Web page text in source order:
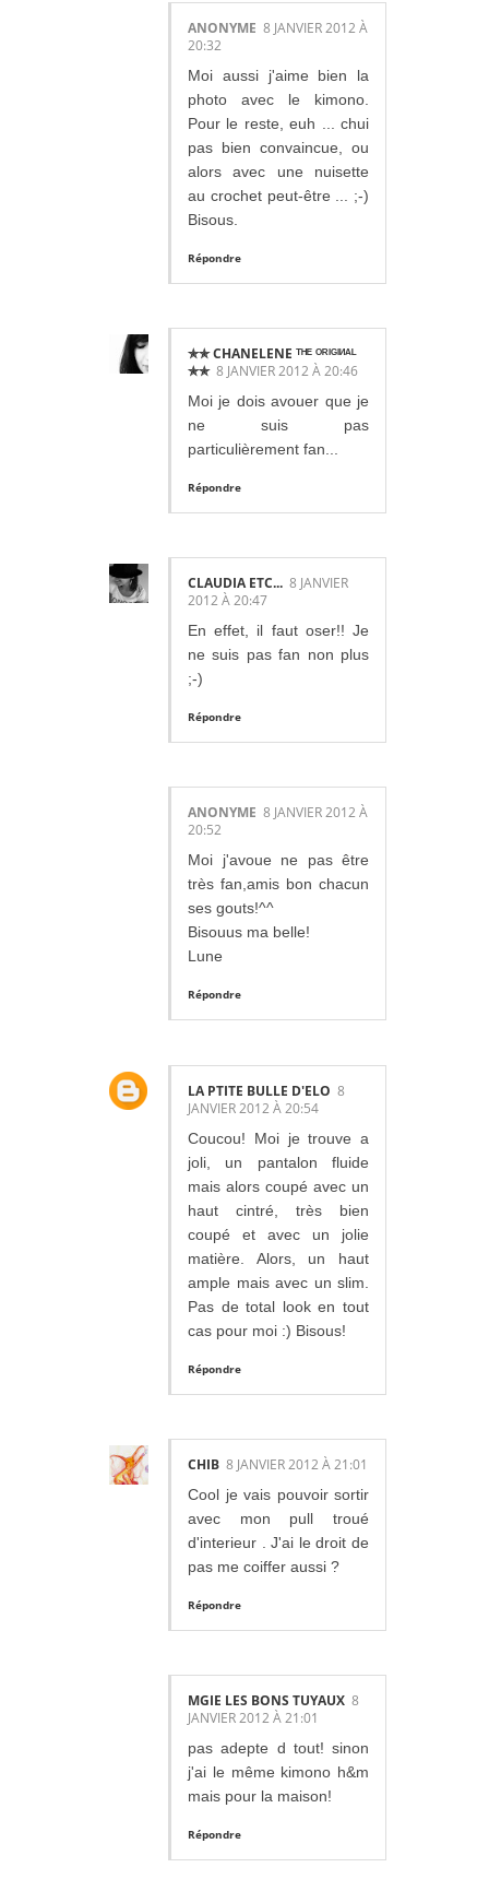
ANONYME 8 JANVIER 2012 À
20:32
Moi aussi j'aime bien la
photo avec le kimono.
Pour le reste, euh ... chui
pas bien convaincue, ou
alors avec une nuisette
au crochet peut-être ... ;-)
Bisous.
Répondre
✯✯ CHANELENE ᵀᴴᴱ ᴼᴿᴵᴳᴵᴻᴬᴸ
✯✯ 8 JANVIER 2012 À 20:46
Moi je dois avouer que je
ne suis pas
particulièrement fan...
Répondre
CLAUDIA ETC... 8 JANVIER
2012 À 20:47
En effet, il faut oser!! Je
ne suis pas fan non plus
;-)
Répondre
ANONYME 8 JANVIER 2012 À
20:52
Moi j'avoue ne pas être
très fan,amis bon chacun
ses gouts!^^
Bisouus ma belle!
Lune
Répondre
LA PTITE BULLE D'ELO 8
JANVIER 2012 À 20:54
Coucou! Moi je trouve a
joli, un pantalon fluide
mais alors coupé avec un
haut cintré, très bien
coupé et avec un jolie
matière. Alors, un haut
ample mais avec un slim.
Pas de total look en tout
cas pour moi :) Bisous!
Répondre
CHIB 8 JANVIER 2012 À 21:01
Cool je vais pouvoir sortir
avec mon pull troué
d'interieur . J'ai le droit de
pas me coiffer aussi ?
Répondre
MGIE LES BONS TUYAUX 8
JANVIER 2012 À 21:01
pas adepte d tout! sinon
j'ai le même kimono h&m
mais pour la maison!
Répondre